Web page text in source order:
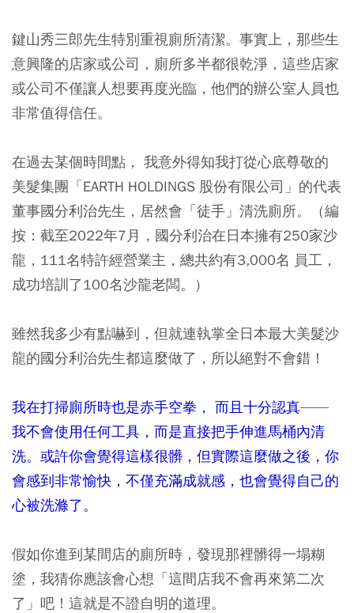
鍵山秀三郎先生特別重視廁所清潔。事實上，那些生
意興隆的店家或公司，廁所多半都很乾淨，這些店家
或公司不僅讓人想要再度光臨，他們的辦公室人員也
非常值得信任。
在過去某個時間點， 我意外得知我打從心底尊敬的
美髮集團「EARTH HOLDINGS 股份有限公司」的代表
董事國分利治先生，居然會「徒手」清洗廁所。
（編
按：截至2022年7月，國分利治在日本擁有250家沙
龍，111名特許經營業主，總共約有3,000名 員工，
成功培訓了100名沙龍老闆。）
雖然我多少有點嚇到，但就連執掌全日本最大美髮沙
龍的國分利治先生都這麼做了，所以絕對不會錯！
我在打掃廁所時也是赤手空拳， 而且十分認真——
我不會使用任何工具，而是直接把手伸進馬桶內清
洗。或許你會覺得這樣很髒，但實際這麼做之後，你
會感到非常愉快，不僅充滿成就感，也會覺得自己的
心被洗滌了。
假如你進到某間店的廁所時，發現那裡髒得一塌糊
塗，我猜你應該會心想「這間店我不會再來第二次
了」吧！這就是不證自明的道理。